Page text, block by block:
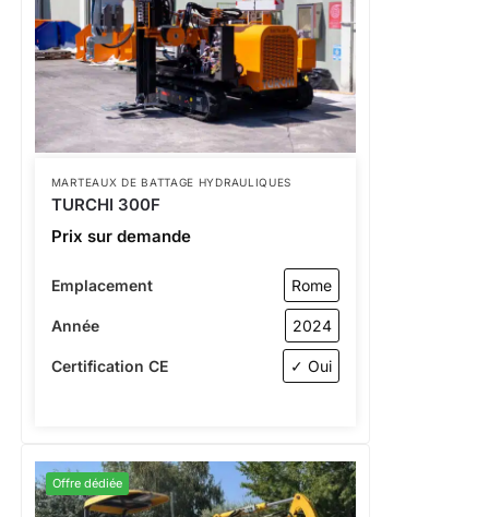
MARTEAUX DE BATTAGE HYDRAULIQUES
TURCHI 300F
Prix sur demande
Emplacement Rome
Année 2024
Certification CE ✓ Oui
Offre dédiée